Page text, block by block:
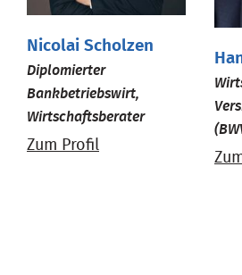
Nicolai Scholzen
Diplomierter
Bankbetriebswirt,
Wirtschaftsberater
Zum Profil